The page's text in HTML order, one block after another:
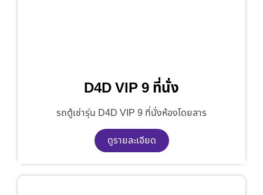
D4D VIP 9 ที่นั่ง
รถตู้เช่ารุ่น D4D VIP 9 ที่นั่งห้องโดยสาร
ดูรายละเอียด